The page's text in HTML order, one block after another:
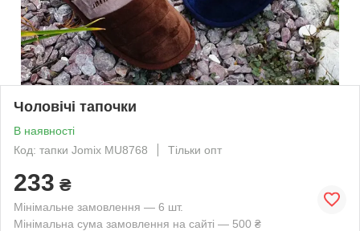
Чоловічі тапочки
В наявності
Код: тапки Jomix MU8768
Тільки опт
233 ₴
Мінімальне замовлення — 6 шт.
Мінімальна сума замовлення на сайті — 500 ₴